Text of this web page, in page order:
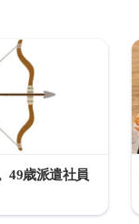
49歳派遣社員